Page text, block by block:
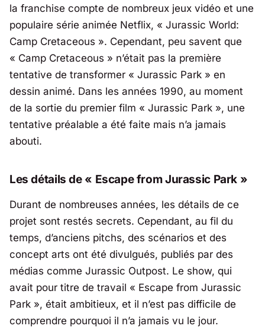
la franchise compte de nombreux jeux vidéo et une
populaire série animée Netflix, « Jurassic World:
Camp Cretaceous ». Cependant, peu savent que
« Camp Cretaceous » n’était pas la première
tentative de transformer « Jurassic Park » en
dessin animé. Dans les années 1990, au moment
de la sortie du premier film « Jurassic Park », une
tentative préalable a été faite mais n’a jamais
abouti.
Les détails de « Escape from Jurassic Park »
Durant de nombreuses années, les détails de ce
projet sont restés secrets. Cependant, au fil du
temps, d’anciens pitchs, des scénarios et des
concept arts ont été divulgués, publiés par des
médias comme Jurassic Outpost. Le show, qui
avait pour titre de travail « Escape from Jurassic
Park », était ambitieux, et il n’est pas difficile de
comprendre pourquoi il n’a jamais vu le jour.